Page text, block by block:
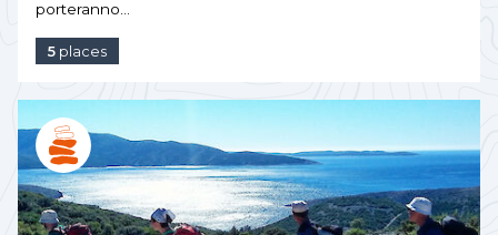
porteranno…
5 places